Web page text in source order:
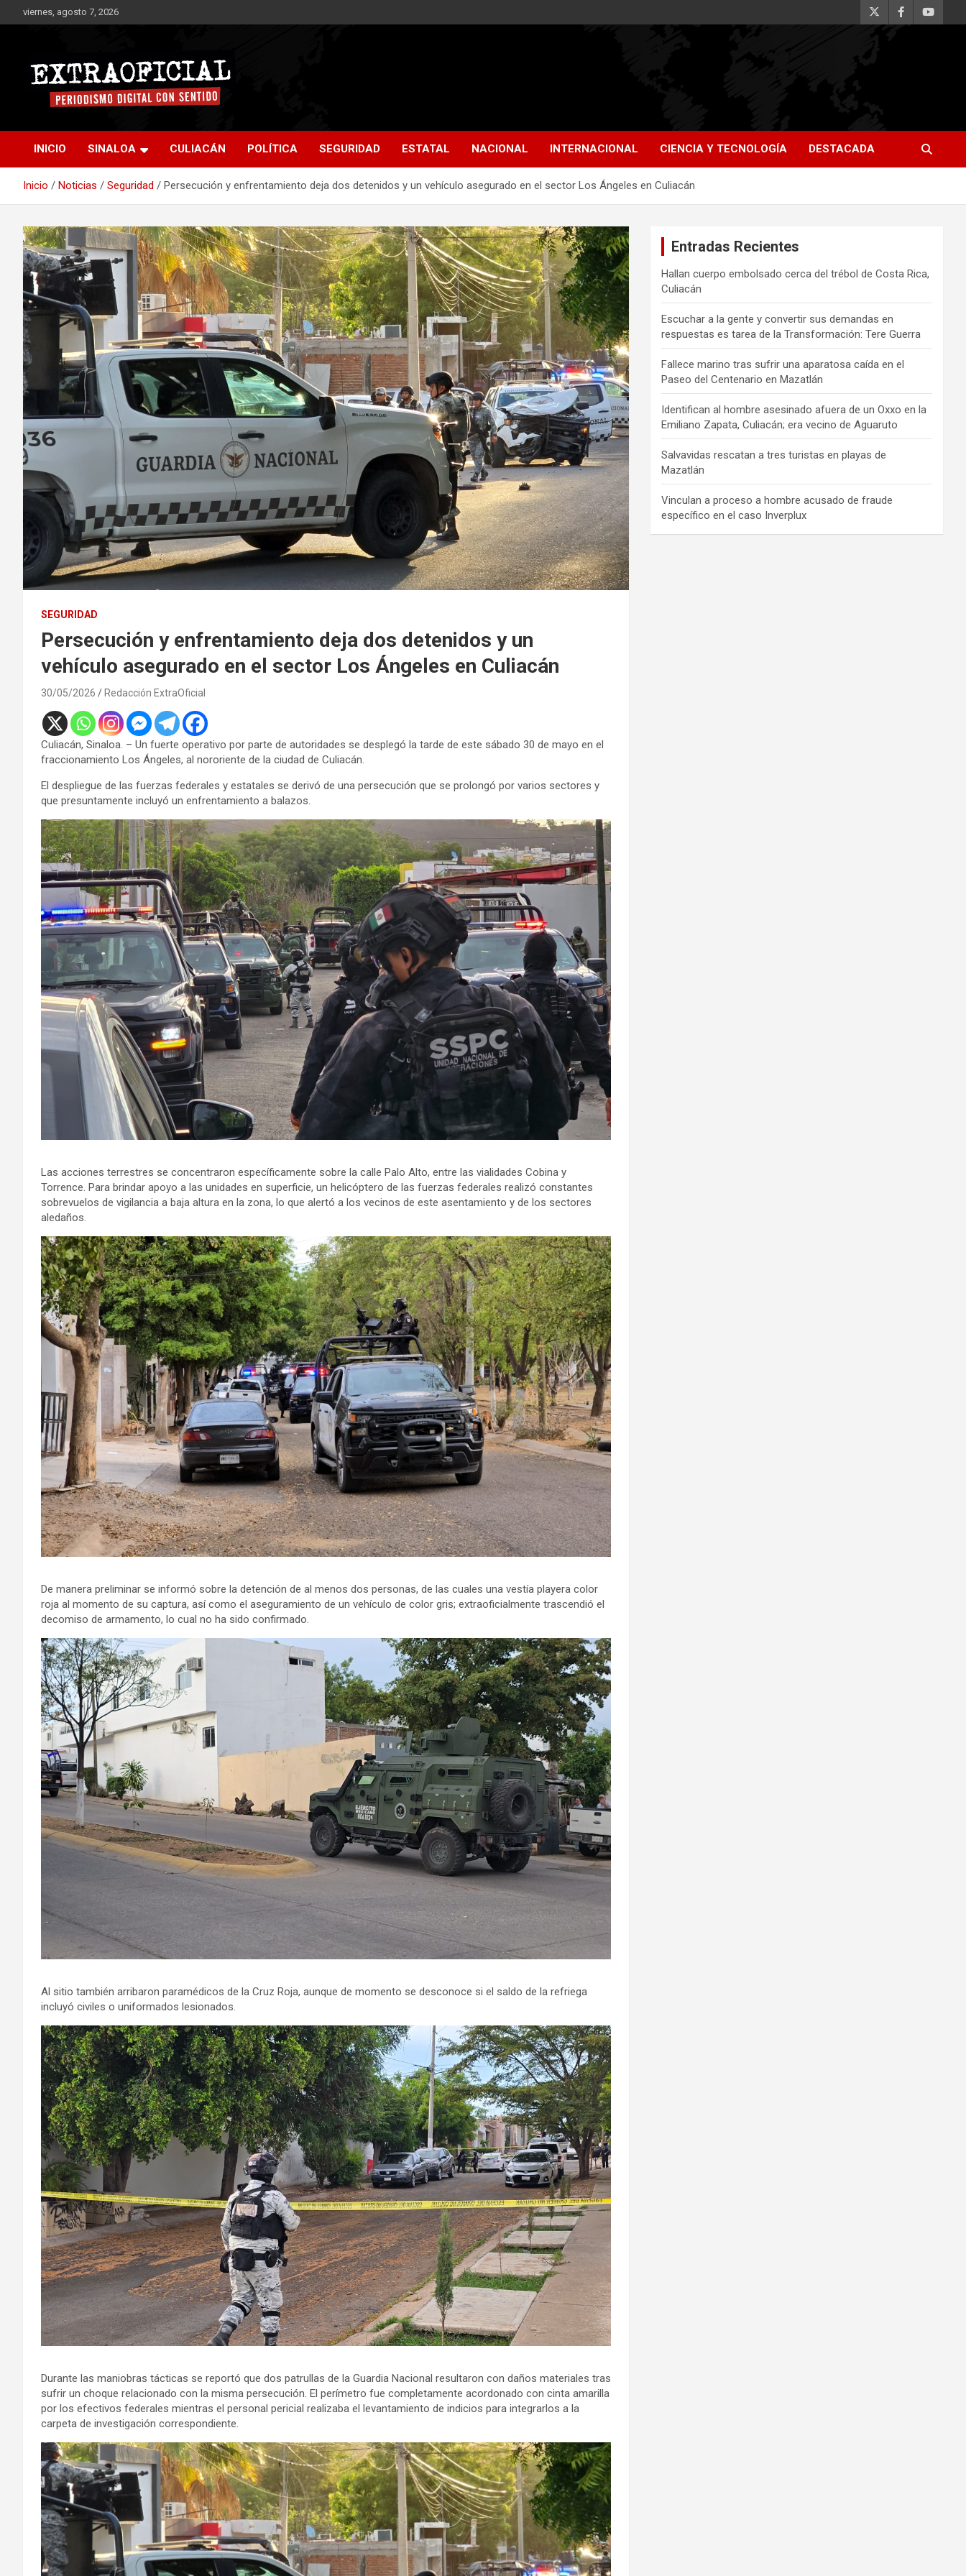
al
viernes, agosto 7, 2026
Extraoficial
INICIO SINALOA CULIACÁN POLÍTICA SEGURIDAD ESTATAL NACIONAL INTERNACIONAL CIENCIA Y TECNOLOGÍA DESTACADA
Inicio Noticias Seguridad Persecución y enfrentamiento deja dos detenidos y un vehículo asegurado en el sector Los Ángeles en Culiacán
SEGURIDAD
Persecución y enfrentamiento deja dos detenidos y un
vehículo asegurado en el sector Los Ángeles en Culiacán
30/05/2026 Redacción ExtraOficial
Culiacán, Sinaloa. – Un fuerte operativo por parte de autoridades se desplegó la tarde de este sábado 30 de mayo en el
fraccionamiento Los Ángeles, al nororiente de la ciudad de Culiacán.
El despliegue de las fuerzas federales y estatales se derivó de una persecución que se prolongó por varios sectores y
que presuntamente incluyó un enfrentamiento a balazos.
Las acciones terrestres se concentraron específicamente sobre la calle Palo Alto, entre las vialidades Cobina y
Torrence. Para brindar apoyo a las unidades en superficie, un helicóptero de las fuerzas federales realizó constantes
sobrevuelos de vigilancia a baja altura en la zona, lo que alertó a los vecinos de este asentamiento y de los sectores
aledaños.
De manera preliminar se informó sobre la detención de al menos dos personas, de las cuales una vestía playera color
roja al momento de su captura, así como el aseguramiento de un vehículo de color gris; extraoficialmente trascendió el
decomiso de armamento, lo cual no ha sido confirmado.
Al sitio también arribaron paramédicos de la Cruz Roja, aunque de momento se desconoce si el saldo de la refriega
incluyó civiles o uniformados lesionados.
Durante las maniobras tácticas se reportó que dos patrullas de la Guardia Nacional resultaron con daños materiales tras
sufrir un choque relacionado con la misma persecución. El perímetro fue completamente acordonado con cinta amarilla
por los efectivos federales mientras el personal pericial realizaba el levantamiento de indicios para integrarlos a la
carpeta de investigación correspondiente.
Entradas Recientes
Hallan cuerpo embolsado cerca del trébol de Costa Rica,
Culiacán
Escuchar a la gente y convertir sus demandas en
respuestas es tarea de la Transformación: Tere Guerra
Fallece marino tras sufrir una aparatosa caída en el
Paseo del Centenario en Mazatlán
Identifican al hombre asesinado afuera de un Oxxo en la
Emiliano Zapata, Culiacán; era vecino de Aguaruto
Salvavidas rescatan a tres turistas en playas de
Mazatlán
Vinculan a proceso a hombre acusado de fraude
específico en el caso Inverplux